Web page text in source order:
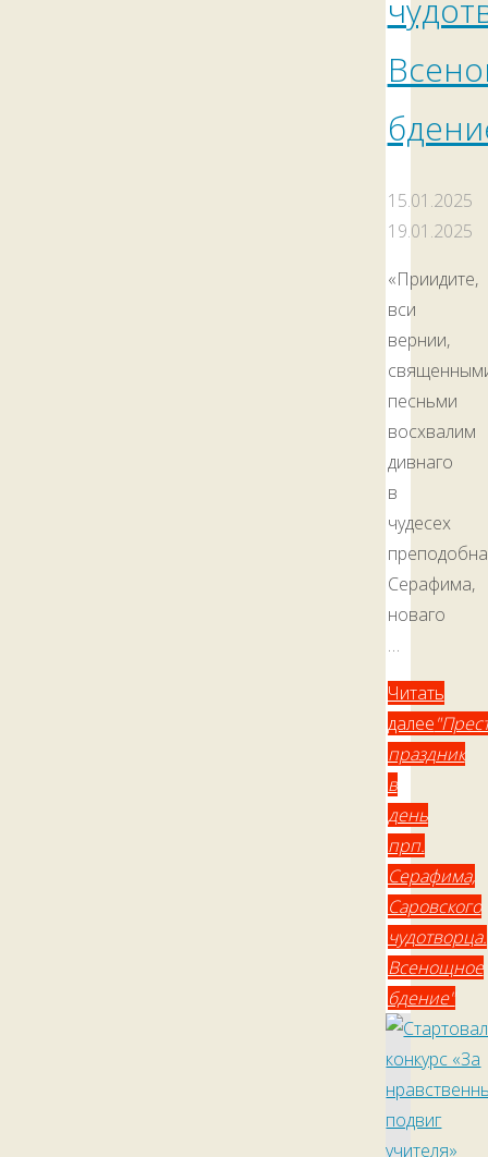
15.01.2025
19.01.2025
«Приидите,
вси
вернии,
песньми
восхвалим
дивнаго
в
чудесех
Серафима,
новаго
…
Читать
далее
праздник
в
день
прп.
Серафима,
Саровского
чудотворца.
Всенощное
бдение"